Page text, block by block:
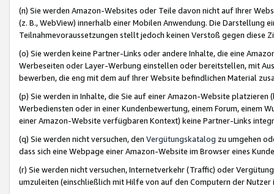
(n) Sie werden Amazon-Websites oder Teile davon nicht auf Ihrer
(z. B., WebView) innerhalb einer Mobilen Anwendung. Die Darstellung
Teilnahmevoraussetzungen stellt jedoch keinen Verstoß gegen diese
(o) Sie werden keine Partner-Links oder andere Inhalte, die eine
Werbeseiten oder Layer-Werbung einstellen oder bereitstellen, mit
bewerben, die eng mit dem auf Ihrer Website befindlichen Material
(p) Sie werden in Inhalte, die Sie auf einer Amazon-Website
Werbediensten oder in einer Kundenbewertung, einem Forum, einem
einer Amazon-Website verfügbaren Kontext) keine Partner-Links
(q) Sie werden nicht versuchen, den Vergütungskatalog zu umgehen
dass sich eine Webpage einer Amazon-Website im Browser eines
(r) Sie werden nicht versuchen, Internetverkehr (Traffic) oder
umzuleiten (einschließlich mit Hilfe von auf den Computern der